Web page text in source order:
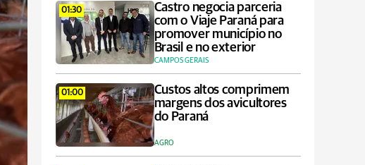
01:30
Castro negocia parceria
com o Viaje Paraná para
promover município no
Brasil e no exterior
CAMPOS GERAIS
01:00
Custos altos comprimem
margens dos avicultores
do Paraná
AGRO